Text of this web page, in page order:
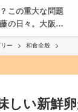
この重大な問題
の日々。大阪・
とした食べ歩
る。
ー 和食全般
しい新鮮